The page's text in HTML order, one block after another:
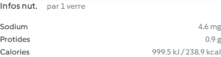
Infos nut. par 1 verre
Sodium
4.6 mg
Protides
0.9 g
Calories
999.5 kJ / 238.9 kcal